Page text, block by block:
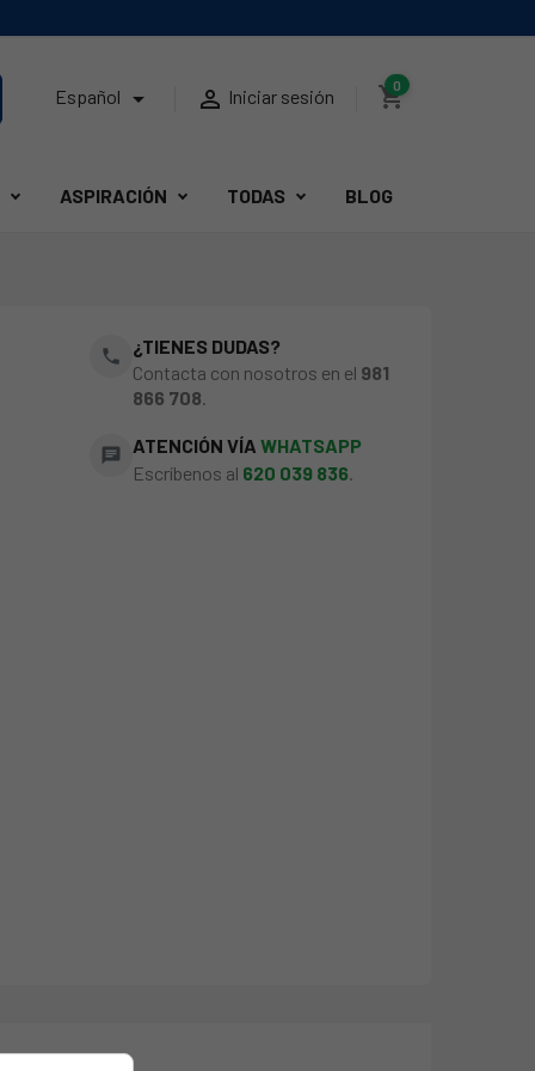
Español   Iniciar sesión shopping_cart
0
ASPIRACIÓN TODAS BLOG
phone
¿TIENES DUDAS?
Contacta con nosotros en el 981
866 708.
chat ATENCIÓN VÍAWHATSAPP
Escríbenos al 620 039 836